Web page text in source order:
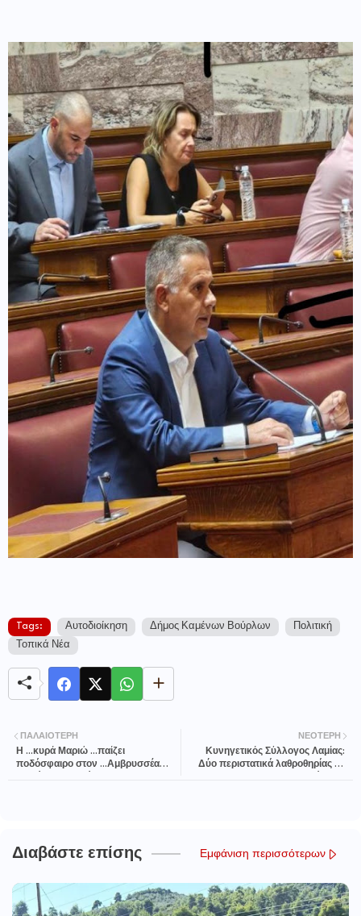
Tags: Αυτοδιοίκηση Δήμος Καμένων Βούρλων
Πολιτική
Τοπικά Νέα
ΝΕΌΤΕΡΗ
Κυνηγετικός Σύλλογος Λαμίας:
Δύο περιστατικά λαθροθηρίας με
ΠΑΛΑΙΌΤΕΡΗ
Η ...κυρά Μαριώ ...παίζει
ποδόσφαιρο στον ...Αμβρυσσέα
Διαβάστε επίσης Εμφάνιση περισσότερων